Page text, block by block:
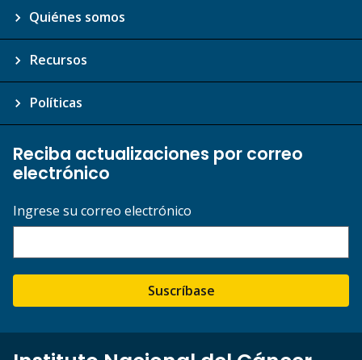
Quiénes somos
Recursos
Políticas
Reciba actualizaciones por correo
electrónico
Ingrese su correo electrónico
Suscríbase